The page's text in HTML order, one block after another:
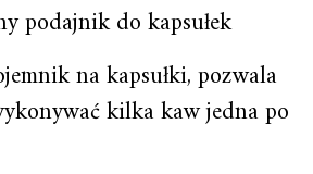
podajnik do kapsułek
na kapsułki, pozwala
kilka kaw jedna po